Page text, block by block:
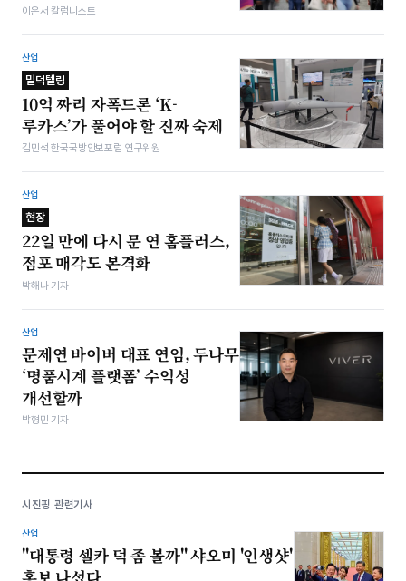
이은서 칼럼니스트
산업
밀덕텔링
10억 짜리 자폭드론 ‘K-
루카스’가 풀어야 할 진짜 숙제
김민석 한국국방안보포럼 연구위원
산업
현장
22일 만에 다시 문 연 홈플러스,
점포 매각도 본격화
박해나 기자
산업
문제연 바이버 대표 연임, 두나무
‘명품시계 플랫폼’ 수익성
개선할까
박형민 기자
시진핑 관련기사
산업
"대통령 셀카 덕 좀 볼까" 샤오미 '인생샷'